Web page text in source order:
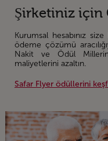
Şirketiniz için
Kurumsal hesabınız
ödeme çözümü
Nakit ve Ödül Millerini
maliyetlerini azaltın.
Safar Flyer ödüllerini